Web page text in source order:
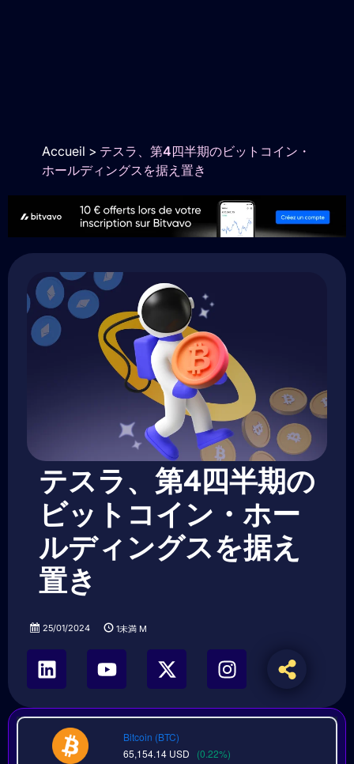
Accueil > テスラ、第4四半期のビットコイン・
ホールディングスを据え置き
テスラ、第4四半期の
ビットコイン・ホー
ルディングスを据え
置き
25/01/2024 1未満 M
Bitcoin (BTC)
65,154.14 USD (0.22%)